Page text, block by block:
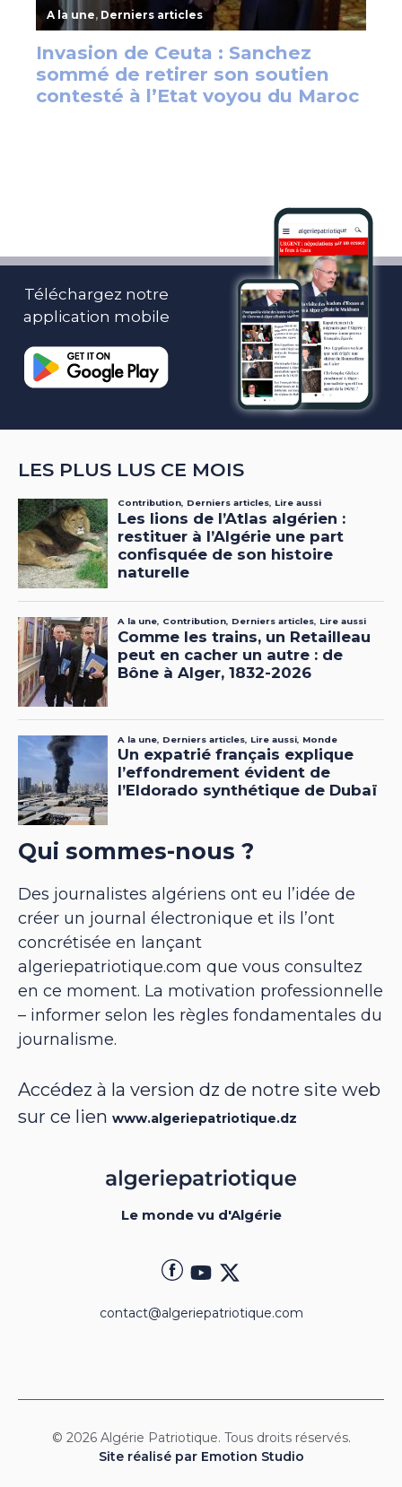
Téléchargez notre
application mobile
LES PLUS LUS CE MOIS
Qui sommes-nous ?
Des journalistes algériens ont eu l’idée de
créer un journal électronique et ils l’ont
concrétisée en lançant
algeriepatriotique.com que vous consultez
en ce moment. La motivation professionnelle
– informer selon les règles fondamentales du
journalisme.
Accédez à la version dz de notre site web
sur ce lien www.algeriepatriotique.dz
Le monde vu d'Algérie
contact@algeriepatriotique.com
© 2026 Algérie Patriotique. Tous droits réservés.
Site réalisé par Emotion Studio